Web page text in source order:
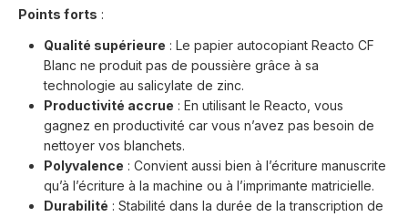
Points forts :
Qualité supérieure : Le papier autocopiant Reacto CF
Blanc ne produit pas de poussière grâce à sa
technologie au salicylate de zinc.
Productivité accrue : En utilisant le Reacto, vous
gagnez en productivité car vous n’avez pas besoin de
nettoyer vos blanchets.
Polyvalence : Convient aussi bien à l’écriture manuscrite
qu’à l’écriture à la machine ou à l’imprimante matricielle.
Durabilité : Stabilité dans la durée de la transcription de